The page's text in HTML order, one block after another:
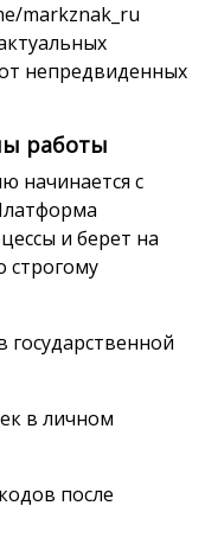
markznak_ru
непредвиденных
работы
начинается с
и берет на
строгому
государственной
в личном
после